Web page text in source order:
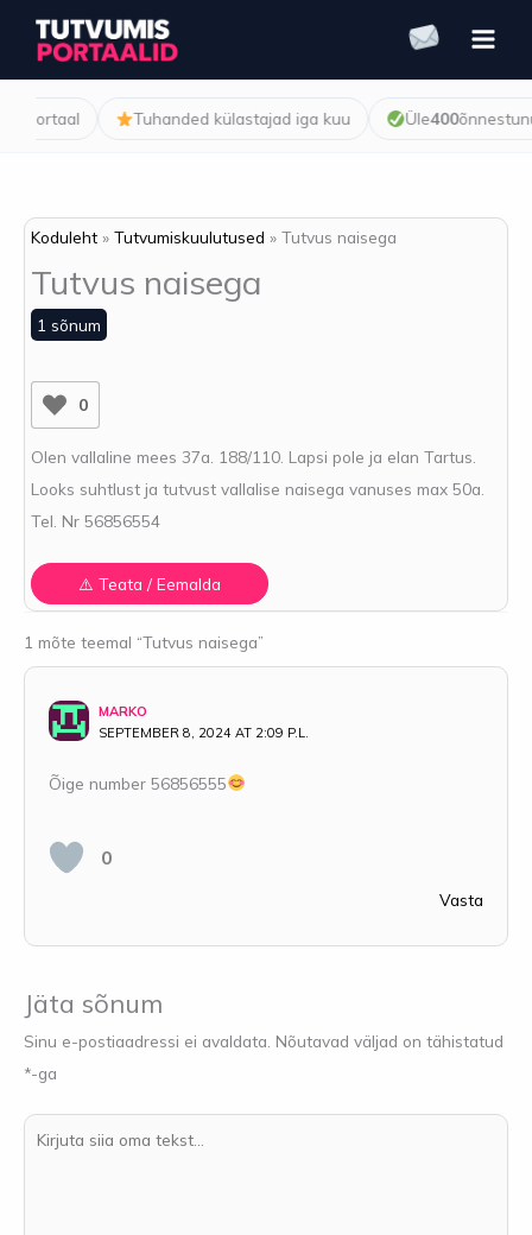
content
Tuhanded külastajad iga kuu Üle400õnnestunud
Koduleht Tutvumiskuulutused Tutvus naisega
Tutvus naisega
1 sõnum
0
Olen vallaline mees 37a. 188/110. Lapsi pole ja elan Tartus.
Looks suhtlust ja tutvust vallalise naisega vanuses max 50a.
Tel. Nr 56856554
1 mõte teemal “Tutvus naisega”
MARKO
SEPTEMBER 8, 2024 AT 2:09 P.L.
Õige number 56856555
0
Vasta
Jäta sõnum
Sinu e-postiaadressi ei avaldata. Nõutavad väljad on tähistatud
*-ga
Kirjuta
siia